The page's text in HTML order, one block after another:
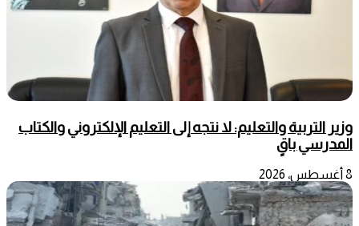
وزير التربية والتعليم: لا نتجه إلى التعليم الإلكتروني والكتاب
المدرسي باقٍ
8 أغسطس، 2026